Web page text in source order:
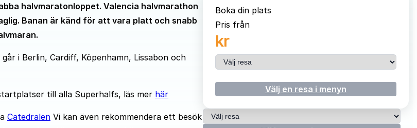
halvmaratonloppet. Valencia halvmarathon
Banan är känd för att vara platt och snabb
i Berlin, Cardiff, Köpenhamn, Lissabon och
till alla Superhalfs, läs mer här
Catedralen Vi kan även rekommendera ett besök
Boka din plats
Pris från
kr
Välj resa
Välj en resa i menyn
Välj resa